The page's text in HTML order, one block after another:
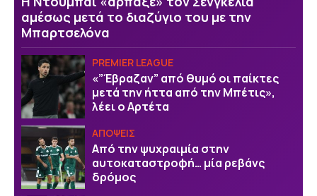
αμέσως μετά το διαζύγιο του με την
Μπαρτσελόνα
PREMIER LEAGUE
«”Έβραζαν” από θυμό οι παίκτες
μετά την ήττα από την Μπέτις»,
λέει ο Αρτέτα
ΑΠΟΨΕΙΣ
Από την ψυχραιμία στην
αυτοκαταστροφή… μία ρεβάνς
δρόμος